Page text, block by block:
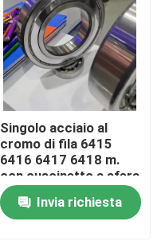
Singolo acciaio al
cromo di fila 6415
6416 6417 6418 m.
con cuscinetto a sfera
ZZC3 2RS
Invia richiesta